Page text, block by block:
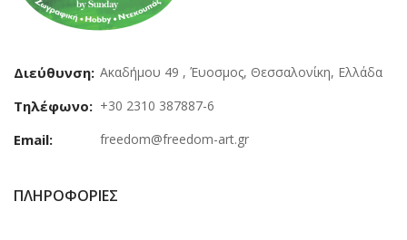
Διεύθυνση: Ακαδήμου 49 , Έυοσμος, Θεσσαλονίκη, Ελλάδα
Τηλέφωνο: +30 2310 387887-6
Email: freedom@freedom-art.gr
ΠΛΗΡΟΦΟΡΊΕΣ